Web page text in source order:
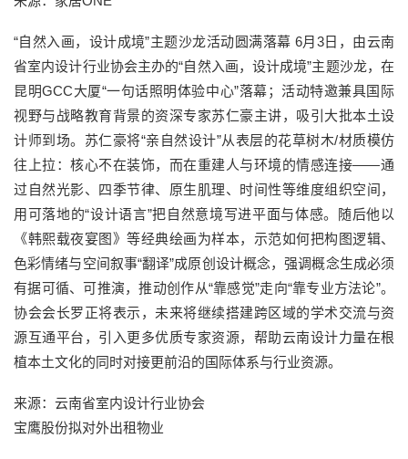
“自然入画，设计成境”主题沙龙活动圆满落幕 6月3日，由云南
省室内设计行业协会主办的“自然入画，设计成境”主题沙龙，在
昆明GCC大厦“一句话照明体验中心”落幕；活动特邀兼具国际
视野与战略教育背景的资深专家苏仁豪主讲，吸引大批本土设
计师到场。苏仁豪将“亲自然设计”从表层的花草树木/材质模仿
往上拉：核心不在装饰，而在重建人与环境的情感连接——通
过自然光影、四季节律、原生肌理、时间性等维度组织空间，
用可落地的“设计语言”把自然意境写进平面与体感。随后他以
《韩熙载夜宴图》等经典绘画为样本，示范如何把构图逻辑、
色彩情绪与空间叙事“翻译”成原创设计概念，强调概念生成必须
有据可循、可推演，推动创作从“靠感觉”走向“靠专业方法论”。
协会会长罗正将表示，未来将继续搭建跨区域的学术交流与资
源互通平台，引入更多优质专家资源，帮助云南设计力量在根
植本土文化的同时对接更前沿的国际体系与行业资源。
来源：云南省室内设计行业协会
宝鹰股份拟对外出租物业